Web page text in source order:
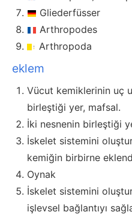
Gliederfüsser
Arthropodes
Arthropoda
eklem
Vücut kemiklerinin uç
birleştiği yer, mafsal.
İki nesnenin birleştiği
İskelet sistemini
kemiğin birbirne
Oynak
İskelet sistemini
işlevsel bağlantıyı